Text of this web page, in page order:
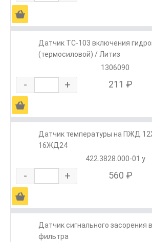
Ä
Датчик ТС-103 включения
(термосиловой) / Литиз
1306090
- + 211 ₽
Ä
Датчик температуры на ПЖД
16ЖД24
422.3828.000-01 у
- + 560 ₽
Ä
Датчик сигнального засорения
фильтра